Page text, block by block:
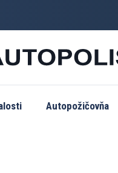
Autopožičovňa